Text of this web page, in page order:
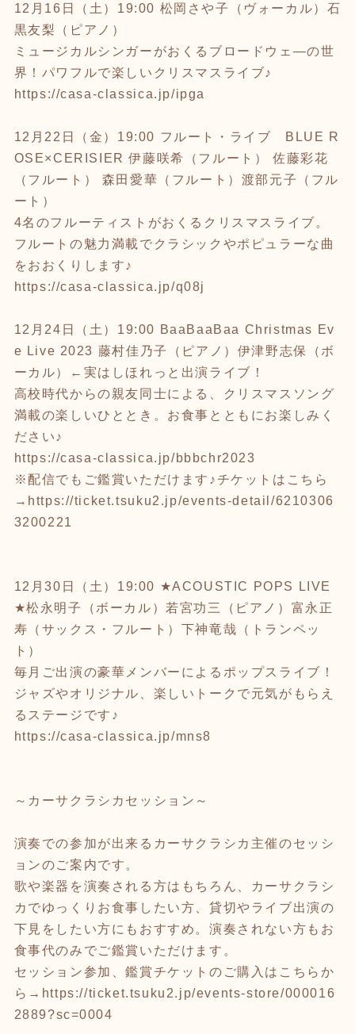
12 月 16 日（土） 19:00 松岡さや子（ヴォーカル）石
黒友梨（ピアノ）
ミュージカルシンガーがおくるブロードウェ―の世
界！パワフルで楽しいクリスマスライブ♪
https://casa-classica.jp/ipga
12 月 22 日（金） 19:00 フルート・ライブ
BLUE R
OSE×CERISIER伊藤咲希（フルート） 佐藤彩花
（フルート） 森田愛華（フルート）渡部元子（フル
ート）
4名のフルーティストがおくるクリスマスライブ。
フルートの魅力満載でクラシックやポピュラーな曲
をおおくりします♪
https://casa-classica.jp/q08j
12 月 24 日（土） 19:00 BaaBaaBaa Christmas Ev
e Live 2023 藤村佳乃子（ピアノ）伊津野志保（ボ
ーカル）←実はしほれっと出演ライブ！
高校時代からの親友同士による、クリスマスソング
満載の楽しいひととき。お食事とともにお楽しみく
ださい♪
https://casa-classica.jp/bbbchr2023
※配信でもご鑑賞いただけます♪チケットはこちら
→https://ticket.tsuku2.jp/events-detail/6210306
3200221
12 月30 日（土） 19:00 ★ACOUSTIC POPS LIVE
★松永明子（ボーカル）若宮功三（ピアノ）富永正
寿（サックス・フルート）下神竜哉（トランペッ
ト）
毎月ご出演の豪華メンバーによるポップスライブ！
ジャズやオリジナル、楽しいトークで元気がもらえ
るステージです♪
https://casa-classica.jp/mns8
～カーサクラシカセッション～
演奏での参加が出来るカーサクラシカ主催のセッシ
ョンのご案内です。
歌や楽器を演奏される方はもちろん、カーサクラシ
カでゆっくりお食事したい方、貸切やライブ出演の
下見をしたい方にもおすすめ。演奏されない方もお
食事代のみでご鑑賞いただけます。
セッション参加、鑑賞チケットのご購入はこちらか
ら→ https://ticket.tsuku2.jp/events-store/000016
2889?sc=0004